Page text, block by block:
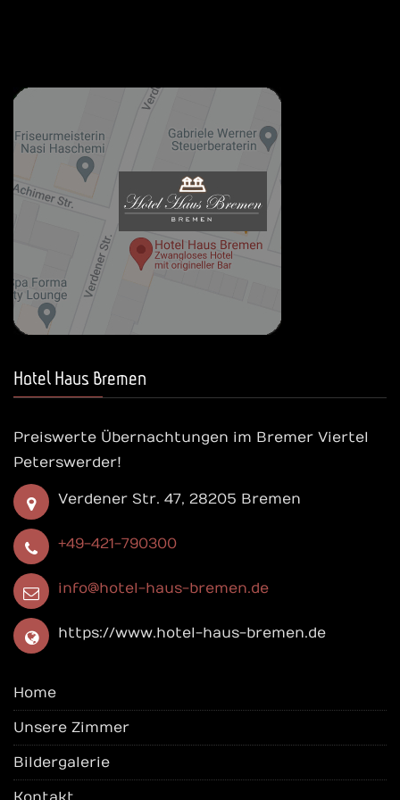
Hotel Haus Bremen
Preiswerte Übernachtungen im Bremer Viertel
Peterswerder!
Verdener Str. 47, 28205 Bremen
+49-421-790300
info@hotel-haus-bremen.de
https://www.hotel-haus-bremen.de
Home
Unsere Zimmer
Bildergalerie